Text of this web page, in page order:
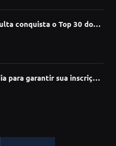
conquista o Top 30 do
para garantir sua inscrição